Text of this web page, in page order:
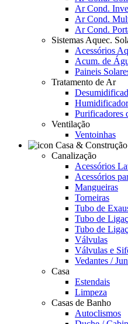
Ar Cond.
Ar Cond.
Ar Cond.
Sistemas Aquec.
Acessórios
Acum. de
Paineis
Tratamento de Ar
Purificadores
Ventilação
Ventoinhas
Canalização
Acessórios
Acessórios
Mangueiras
Torneiras
Tubo de
Tubo de
Tubo de
Válvulas
Válvulas e
Vedantes /
Casa
Estendais
Limpeza
Casas de Banho
Autoclismos